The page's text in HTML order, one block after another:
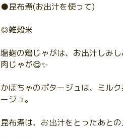
●昆布煮(お出汁を使って)
◎雑穀米
塩麹の鶏じゃがは、お出汁しみ
肉じゃが😋✨
かぼちゃのポタージュは、ミル
ージュ。
昆布煮は、お出汁をとったあと